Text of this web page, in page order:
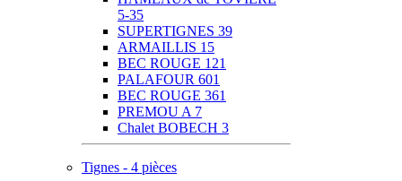
5-35
SUPERTIGNES 39
ARMAILLIS 15
BEC ROUGE 121
PALAFOUR 601
BEC ROUGE 361
PREMOU A 7
Chalet BOBECH 3
Tignes - 4 pièces